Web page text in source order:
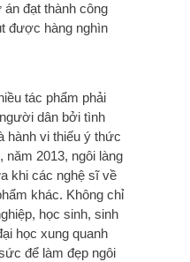
đạt thành công
được hàng nghìn
tác phẩm phải
dân bởi tình
hành vi thiếu ý thức
năm 2013, ngôi làng
khi các nghệ sĩ về
khác. Không chỉ
học sinh, sinh
học xung quanh
để làm đẹp ngôi